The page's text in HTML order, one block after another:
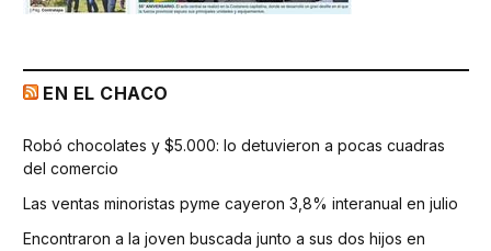
EN EL CHACO
Robó chocolates y $5.000: lo detuvieron a pocas cuadras
del comercio
Las ventas minoristas pyme cayeron 3,8% interanual en julio
Encontraron a la joven buscada junto a sus dos hijos en